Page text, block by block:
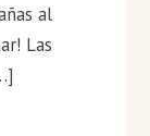
al
Las